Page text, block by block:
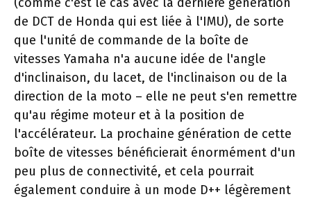
de DCT de Honda qui est liée à l'IMU), de sorte
que l'unité de commande de la boîte de
vitesses Yamaha n'a aucune idée de l'angle
d'inclinaison, du lacet, de l'inclinaison ou de la
direction de la moto – elle ne peut s'en remettre
qu'au régime moteur et à la position de
l'accélérateur. La prochaine génération de cette
boîte de vitesses bénéficierait énormément d'un
peu plus de connectivité, et cela pourrait
également conduire à un mode D++ légèrement